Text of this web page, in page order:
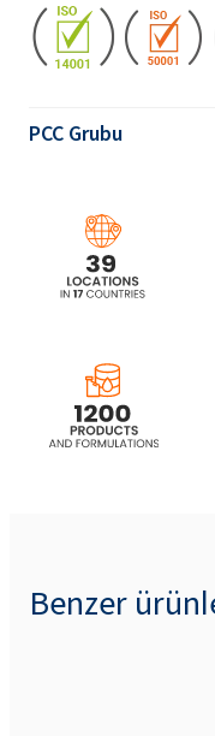
PCC Grubu
Benzer